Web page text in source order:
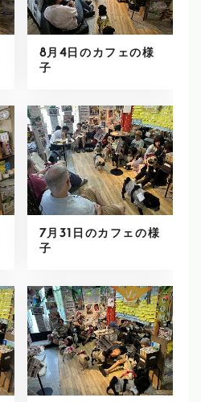
8月4日のカフェの様
子
7月31日のカフェの様
子